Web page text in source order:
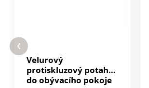
Velurový
protiskluzový potah
do obývacího pokoje